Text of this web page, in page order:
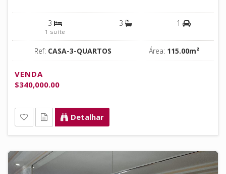
3
1 suíte
3 1
Ref: CASA-3-QUARTOS Área: 115.00m²
VENDA
$340,000.00
Detalhar